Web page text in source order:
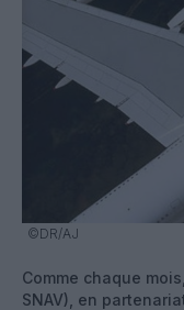
©DR/AJ
Comme chaque
SNAV), en